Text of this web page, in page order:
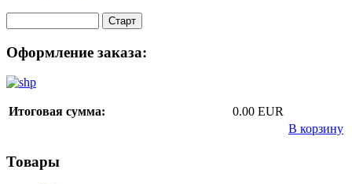
Оформление заказа:
Итоговая сумма:
0.00 EUR
В корзину
Товары